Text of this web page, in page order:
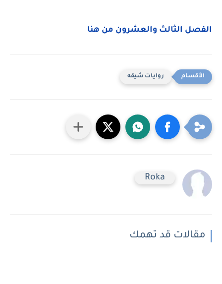
الفصل الثالث والعشرون من هنا
روايات شيقه
Roka
مقالات قد تهمك